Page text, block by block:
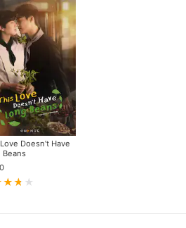
Doesn’t Have
Beans